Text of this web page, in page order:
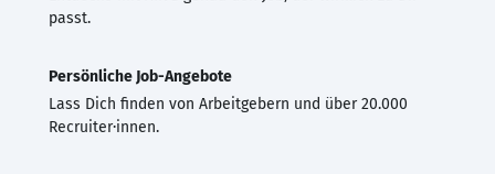
passt.
Persönliche Job-Angebote
Lass Dich finden von Arbeitgebern und über 20.000
Recruiter·innen.